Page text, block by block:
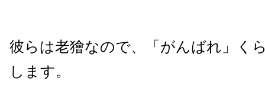
彼らは老獪なので、「がんばれ」く
します。